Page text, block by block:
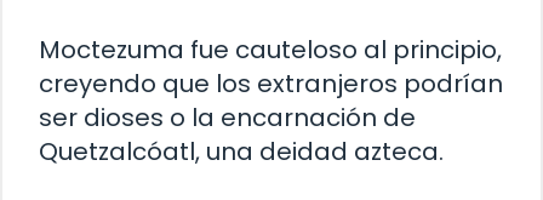
Moctezuma fue cauteloso al principio,
creyendo que los extranjeros podrían
ser dioses o la encarnación de
Quetzalcóatl, una deidad azteca.